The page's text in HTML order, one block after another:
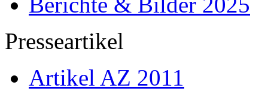
Presseartikel
Artikel AZ 2011